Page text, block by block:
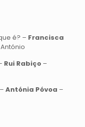
é? – Francisca
Rui Rabiço–
Antónia Póvoa –